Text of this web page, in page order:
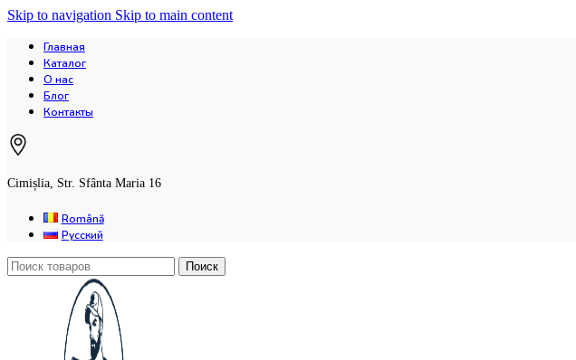
Skip to navigation Skip to main content
Главная
Каталог
О нас
Блог
Контакты
Cimișlia, Str. Sfânta Maria 16
Română
Русский
Поиск